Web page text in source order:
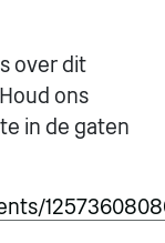
over dit
ons
in de gaten